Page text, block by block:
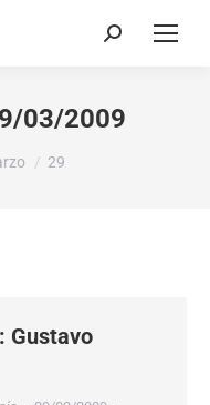
03/2009
29
Gustavo